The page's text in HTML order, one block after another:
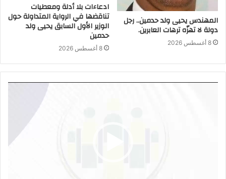
المهندس يحيى ولد حدمين.. رجل
دولة لا تهزّه ترهات العابرين.
8 أغسطس 2026
ادعاءات بلا أدلة ومعطيات
تناقضها في الرواية المتداولة حول
الوزير الأول السابق يحيى ولد
حدمين
8 أغسطس 2026